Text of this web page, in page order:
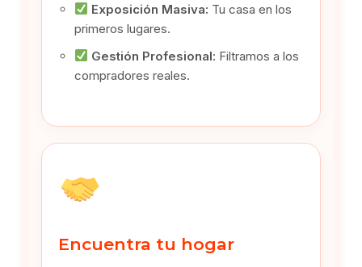
Exposición Masiva: Tu casa en los
primeros lugares.
Gestión Profesional: Filtramos a los
compradores reales.
Encuentra tu hogar